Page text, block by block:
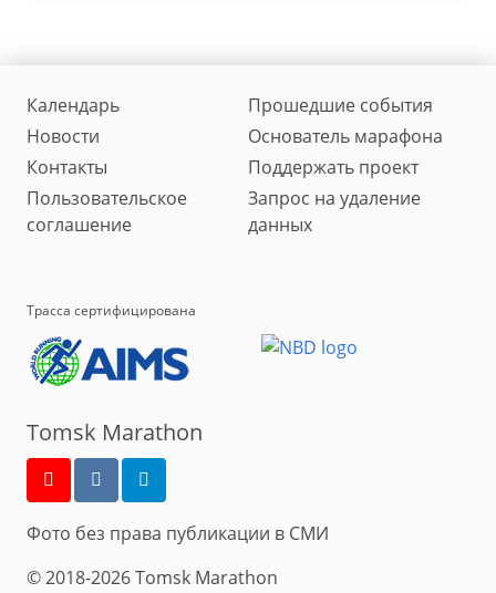
Календарь
Прошедшие события
Новости
Основатель марафона
Контакты
Поддержать проект
Пользовательское
соглашение
Запрос на удаление
данных
Трасса сертифицирована
Tomsk Marathon
Фото без права публикации в СМИ
© 2018-2026 Tomsk Marathon